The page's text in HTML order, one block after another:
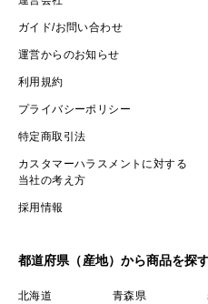
ガイド/お問い合わせ
運営からのお知らせ
利用規約
プライバシーポリシー
特定商取引法
カスタマーハラスメントに対する
当社の考え方
採用情報
都道府県（産地）から商品を探
北海道 青森県